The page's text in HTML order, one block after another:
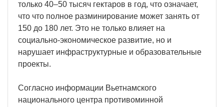
только 40–50 тысяч гектаров в год, что означает,
что что полное разминирование может занять от
150 до 180 лет. Это не только влияет на
социально-экономическое развитие, но и
нарушает инфраструктурные и образовательные
проекты.
Согласно информации Вьетнамского
национального центра противоминной